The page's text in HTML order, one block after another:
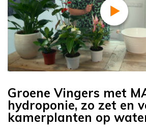
Groene Vingers met
hydroponie, zo zet en
kamerplanten op